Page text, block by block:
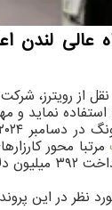
نقل از رویترز،
استفاده نماید
نظر در این